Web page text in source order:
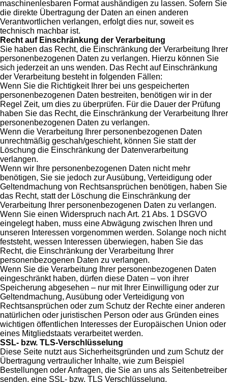
maschinenlesbaren Format aushändigen zu lassen. Sofern Sie
die direkte Übertragung der Daten an einen anderen
Verantwortlichen verlangen, erfolgt dies nur, soweit es
technisch machbar ist.
Recht auf Einschränkung der Verarbeitung
Sie haben das Recht, die Einschränkung der Verarbeitung Ihrer
personenbezogenen Daten zu verlangen. Hierzu können Sie
sich jederzeit an uns wenden. Das Recht auf Einschränkung
der Verarbeitung besteht in folgenden Fällen:
Wenn Sie die Richtigkeit Ihrer bei uns gespeicherten
personenbezogenen Daten bestreiten, benötigen wir in der
Regel Zeit, um dies zu überprüfen. Für die Dauer der Prüfung
haben Sie das Recht, die Einschränkung der Verarbeitung Ihrer
personenbezogenen Daten zu verlangen.
Wenn die Verarbeitung Ihrer personenbezogenen Daten
unrechtmäßig geschah/geschieht, können Sie statt der
Löschung die Einschränkung der Datenverarbeitung
verlangen.
Wenn wir Ihre personenbezogenen Daten nicht mehr
benötigen, Sie sie jedoch zur Ausübung, Verteidigung oder
Geltendmachung von Rechtsansprüchen benötigen, haben Sie
das Recht, statt der Löschung die Einschränkung der
Verarbeitung Ihrer personenbezogenen Daten zu verlangen.
Wenn Sie einen Widerspruch nach Art. 21 Abs. 1 DSGVO
eingelegt haben, muss eine Abwägung zwischen Ihren und
unseren Interessen vorgenommen werden. Solange noch nicht
feststeht, wessen Interessen überwiegen, haben Sie das
Recht, die Einschränkung der Verarbeitung Ihrer
personenbezogenen Daten zu verlangen.
Wenn Sie die Verarbeitung Ihrer personenbezogenen Daten
eingeschränkt haben, dürfen diese Daten – von ihrer
Speicherung abgesehen – nur mit Ihrer Einwilligung oder zur
Geltendmachung, Ausübung oder Verteidigung von
Rechtsansprüchen oder zum Schutz der Rechte einer anderen
natürlichen oder juristischen Person oder aus Gründen eines
wichtigen öffentlichen Interesses der Europäischen Union oder
eines Mitgliedstaats verarbeitet werden.
SSL- bzw. TLS-Verschlüsselung
Diese Seite nutzt aus Sicherheitsgründen und zum Schutz der
Übertragung vertraulicher Inhalte, wie zum Beispiel
Bestellungen oder Anfragen, die Sie an uns als Seitenbetreiber
senden, eine SSL- bzw. TLS Verschlüsselung.